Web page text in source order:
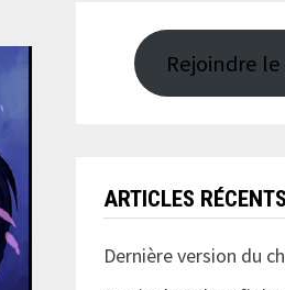
Rejoindre
ARTICLES RÉCENTS
Dernière version du